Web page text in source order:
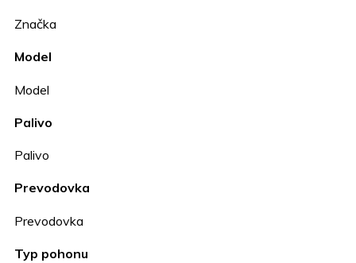
Značka
Model
Model
Palivo
Palivo
Prevodovka
Prevodovka
Typ pohonu